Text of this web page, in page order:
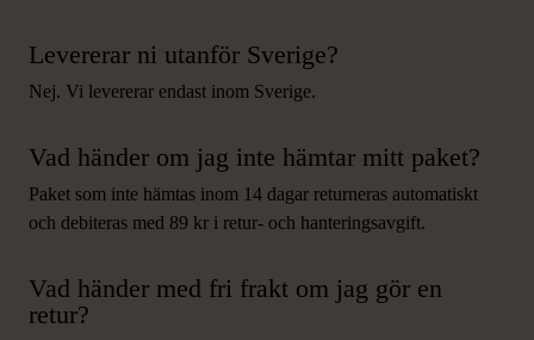
Levererar ni utanför Sverige?
Nej. Vi levererar endast inom Sverige.
Vad händer om jag inte hämtar mitt paket?
Paket som inte hämtas inom 14 dagar returneras automatiskt
och debiteras med 89 kr i retur- och hanteringsavgift.
Vad händer med fri frakt om jag gör en
retur?